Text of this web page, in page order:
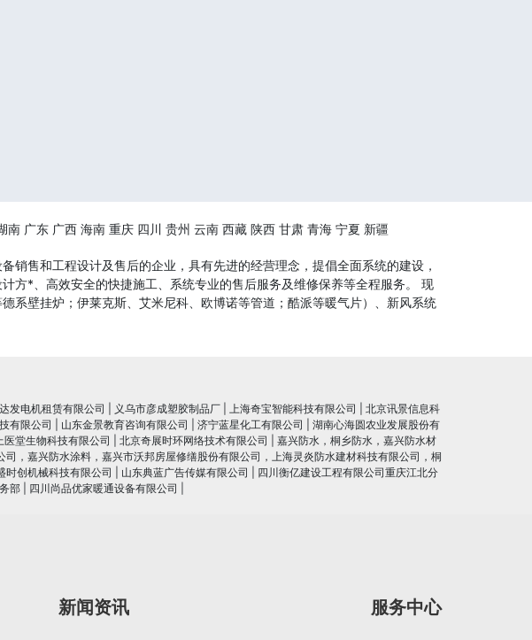
南 广东 广西 海南 重庆 四川 贵州 云南 西藏 陕西 甘肃 青海 宁夏 新疆
售和工程设计及售后的企业，具有先进的经营理念，提倡全面系统的建设，
方*、高效安全的快捷施工、系统专业的售后服务及维修保养等全程服务。 现
系壁挂炉；伊莱克斯、艾米尼科、欧博诺等管道；酷派等暖气片）、新风系统
发电机租赁有限公司 义乌市彦成塑胶制品厂 上海奇宝智能科技有限公司
北京讯景信息科
有限公司 山东金景教育咨询有限公司 济宁蓝星化工有限公司
湖南心海圆农业发展股份有
医堂生物科技有限公司 北京奇展时环网络技术有限公司
嘉兴防水，桐乡防水，嘉兴防水材
，嘉兴防水涂料，嘉兴市沃邦房屋修缮股份有限公司，上海灵炎防水建材科技有限公司，桐
时创机械科技有限公司 山东典蓝广告传媒有限公司
四川衡亿建设工程有限公司重庆江北分
部 四川尚品优家暖通设备有限公司
新闻资讯 服务中心